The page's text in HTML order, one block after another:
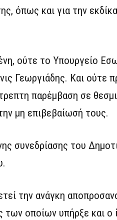
όπως και για την
ούτε το Υπουργείο
Γεωργιάδης. Και ούτε
παρέμβαση σε
μη επιβεβαίωσή τους.
συνεδρίασης του
την ανάγκη
οποίων υπήρξε και ο